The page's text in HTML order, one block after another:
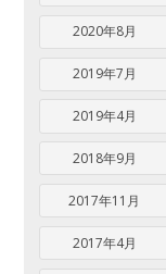
2020年8月
2019年7月
2019年4月
2018年9月
2017年11月
2017年4月